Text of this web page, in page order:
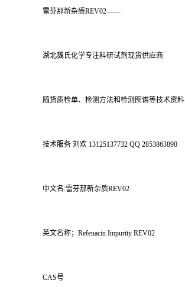
雷芬那新杂质REV02——
湖北魏氏化学专注科研试剂现货供应商
随货质检单、检测方法和检测图谱等技术资料
技术服务 刘欢 13125137732 QQ 2853863890
中文名:雷芬那新杂质REV02
英文名称；Refenacin Impurity REV02
CAS号